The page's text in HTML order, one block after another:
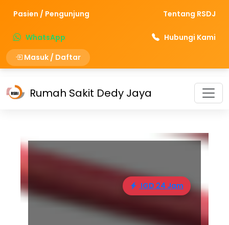
Pasien / Pengunjung Tentang RSDJ
WhatsApp
Hubungi Kami
Masuk / Daftar
Rumah Sakit Dedy Jaya
IGD 24 Jam